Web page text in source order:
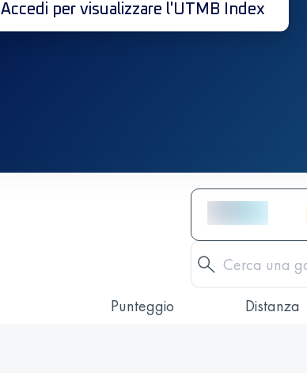
Accedi per visualizzare l'UTMB Index
Punteggio Distanza